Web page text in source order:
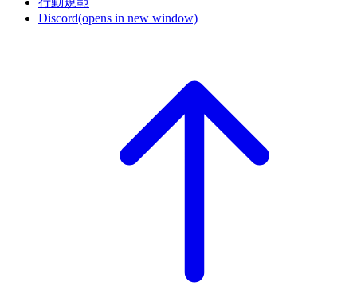
Discord(opens in new window)